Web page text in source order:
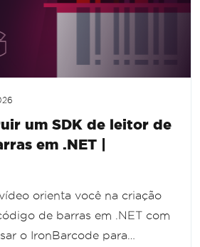
um SDK de leitor de
em .NET |
orienta você na criação
de barras em .NET com
o IronBarcode para